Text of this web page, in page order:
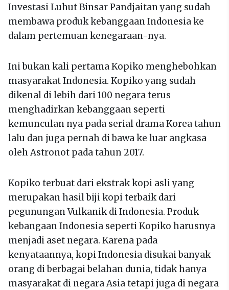
Investasi Luhut Binsar Pandjaitan yang sudah
membawa produk kebanggaan Indonesia ke
dalam pertemuan kenegaraan-nya.
Ini bukan kali pertama Kopiko menghebohkan
masyarakat Indonesia. Kopiko yang sudah
dikenal di lebih dari 100 negara terus
menghadirkan kebanggaan seperti
kemunculan nya pada serial drama Korea tahun
lalu dan juga pernah di bawa ke luar angkasa
oleh Astronot pada tahun 2017.
Kopiko terbuat dari ekstrak kopi asli yang
merupakan hasil biji kopi terbaik dari
pegunungan Vulkanik di Indonesia. Produk
kebangaan Indonesia seperti Kopiko harusnya
menjadi aset negara. Karena pada
kenyataannya, kopi Indonesia disukai banyak
orang di berbagai belahan dunia, tidak hanya
masyarakat di negara Asia tetapi juga di negara